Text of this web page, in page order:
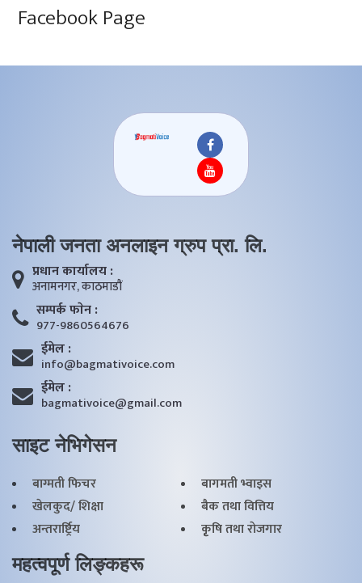
Facebook Page
नेपाली जनता अनलाइन ग्रुप प्रा. लि.
प्रधान कार्यालय :
अनामनगर, काठमाडाैं
सम्पर्क फाेन :
977-9860564676
ईमेल :
info@bagmativoice.com
ईमेल :
bagmativoice@gmail.com
साइट नेभिगेसन
बाग्मती फिचर
बागमती भ्वाइस
खेलकुद/ शिक्षा
बैक तथा वित्तिय
अन्तरार्ष्ट्रिय
कृृषि तथा राेजगार
महत्वपूर्ण लिङ्कहरू